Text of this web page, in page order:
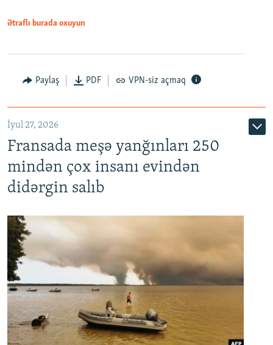
Ətraflı burada oxuyun
Paylaş PDF VPN-siz açmaq
İyul 27, 2026
Fransada meşə yanğınları 250
mindən çox insanı evindən
didərgin salıb